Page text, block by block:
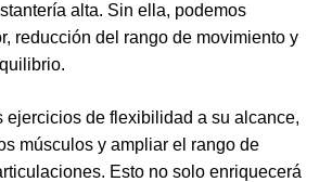
alta. Sin ella, podemos
reducción del rango de movimiento y
ejercicios de flexibilidad a su alcance,
músculos y ampliar el rango de
Esto no solo enriquecerá